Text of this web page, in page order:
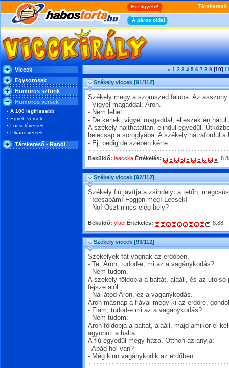
Viccek
Egysorosak
Humoros sztorik
Humoros versek
A 100 legfrissebb
Egyéb versek
Locsolóversek
Pikáns versek
Társkereső - Randi
« 1 2 3 4 5 6 7 8 9 [10]
Székely viccek [91/112]
Székely megy a szomszéd faluba. Az
- Vigyél magaddal, Áron.
- Nem lehet.
- De kérlek, vigyél magaddal, elleszek én hátul
A székely hajthatatlan, elindul egyedül.
belecsap a soroglyába. A székely hátrafordul
- Ej, pedig de szépen kérte...
Beküldő: leacska Értékelés:
Székely viccek [92/112]
Székely fiú javítja a zsindelyt a tetőn,
- Idesapám! Fogjon meg! Leesek!
- No! Oszt nincs elég hely?
Beküldő: ylaci Értékelés: 8.88
Székely viccek [93/112]
Székelyek fát vágnak az erdőben.
- Te, Áron, tudod-e, mi az a vagánykodás?
- Nem tudom.
A székely földobja a baltát, alááll, és az utolsó
fejsze alól.
- Na látod Áron, ez a vagánykodás.
Áron másnap a fiával megy ki az erdőre,
- Fiam, tudod-e mi az a vagánykodás?
- Nem tudom.
Áron földobja a baltát, alááll, majd amikor el
agyonüti a balta.
A fiú egyedül megy haza. Otthon az anyja:
- Apád hol van?
- Még kinn vagánykodik az erdőben.